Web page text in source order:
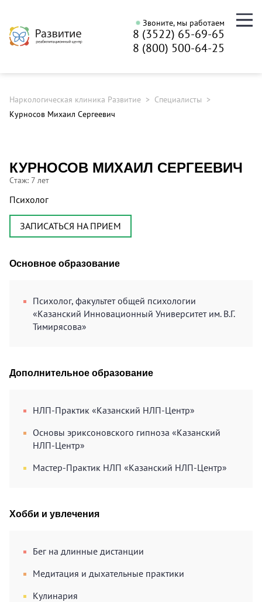
Звоните, мы работаем
8 (3522) 65-69-65
8 (800) 500-64-25
Наркологическая клиника Развитие
Специалисты
Курносов Михаил Сергеевич
КУРНОСОВ МИХАИЛ СЕРГЕЕВИЧ
Cтаж: 7 лет
Психолог
ЗАПИСАТЬСЯ НА ПРИЕМ
Основное образование
Психолог, факультет общей психологии
«Казанский Инновационный Университет им. В.Г.
Тимирясова»
Дополнительное образование
НЛП-Практик «Казанский НЛП-Центр»
Основы эриксоновского гипноза «Казанский
НЛП-Центр»
Мастер-Практик НЛП «Казанский НЛП-Центр»
Хобби и увлечения
Бег на длинные дистанции
Медитация и дыхательные практики
Кулинария